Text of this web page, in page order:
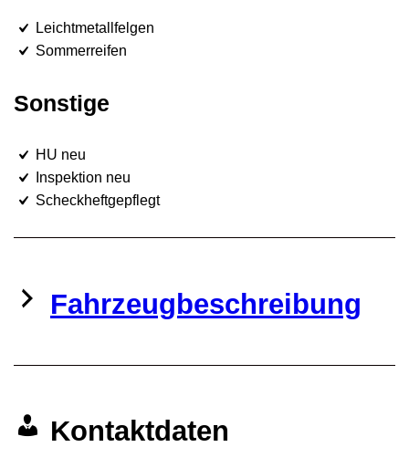
Leichtmetallfelgen
Sommerreifen
Sonstige
HU neu
Inspektion neu
Scheckheftgepflegt
Fahrzeugbeschreibung
Kontaktdaten